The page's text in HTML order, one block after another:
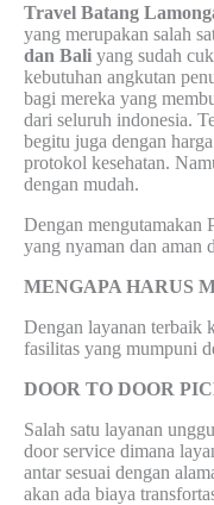
Travel Batang
yang merupakan salah
dan Bali yang sudah
kebutuhan angkutan
bagi mereka yang
dari seluruh indonesia.
begitu juga dengan
protokol kesehatan.
dengan mudah.
Dengan mengutamakan
yang nyaman dan aman
MENGAPA HARUS
Dengan layanan terbaik
fasilitas yang mumpuni
DOOR TO DOOR
Salah satu layanan
door service dimana
antar sesuai dengan
akan ada biaya